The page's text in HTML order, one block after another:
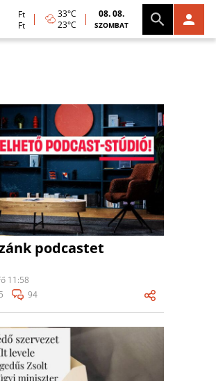
Ft
Ft
33°C
23°C
08. 08.
SZOMBAT
podcastet
11:58
94